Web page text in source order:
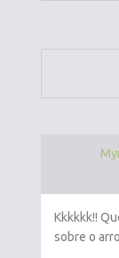
Kkkkkk!!
sobre o